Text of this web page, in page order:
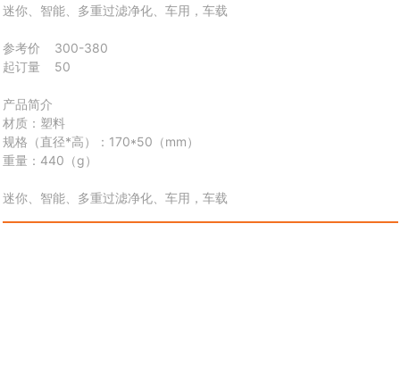
迷你、智能、多重过滤净化、车用，车载
参考价 300-380
起订量 50
产品简介
材质： 塑料
规格（直径*高）： 170*50（mm）
重量： 440 （g）
迷你、智能、多重过滤净化、车用，车载